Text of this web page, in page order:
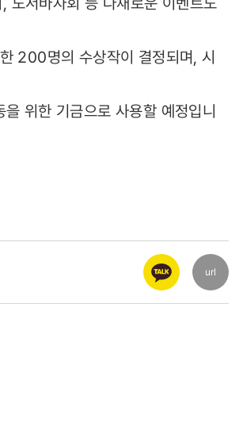
200명의 수상작이 결정되며, 시
위한 기금으로 사용할 예정입니
url